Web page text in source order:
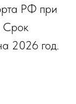
РФ при
Срок
2026 год.